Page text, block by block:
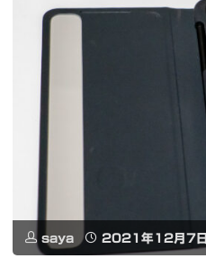
足
の
saya 2021年12月7日